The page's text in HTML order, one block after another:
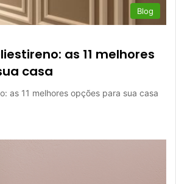
Blog
as 11 melhores
casa
as 11 melhores opções para sua casa